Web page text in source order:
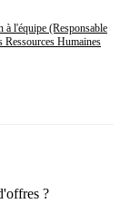
à l'équipe (Responsable
Ressources Humaines
?